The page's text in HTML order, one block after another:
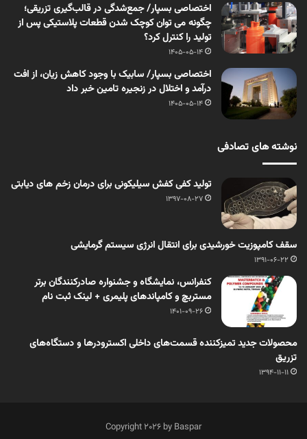
اختصاصی بسپار/ جمع‌شدگی در قالب‌گیری تزریقی؛
چگونه می توان کوچک شدن قطعات پلاستیکی پس از
تولید را کنترل کرد؟
1405-05-14
اختصاصی بسپار/ سابیک با وجود کاهش زیان، از افت
درآمد و اختلال در زنجیره تامین خبر داد
1405-05-14
نوشته های تصادفی
تولید کفی کفش سیلیکونی برای درمان زخم های دیابتی
1397-08-27
سقف کامپوزیت خورشیدی برای انتقال انرژی سیستم گرمایشی
1391-06-22
کنفرانس، نمایشگاه و جشنواره صادرکنندگان برتر
مستربچ و کامپاندهای پلیمری + لینک ثبت نام
1401-09-26
محصولات جدید تمیزکننده قسمت‌های داخلی اکسترودرها و دستگاه‌های
تزریق
1394-11-11
Copyright 2026 by Baspar